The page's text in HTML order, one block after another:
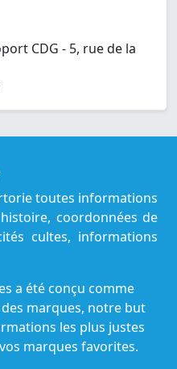
CDG - 5, rue de la
toutes informations
coordonnées de
cultes, informations
a été conçu comme
marques, notre but
les plus justes
marques favorites.